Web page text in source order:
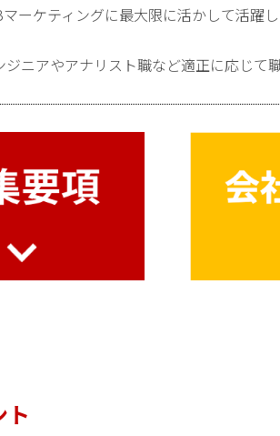
ーケティングに最大限に活かして活躍し
ニアやアナリスト職など適正に応じて職